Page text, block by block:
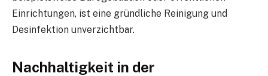
Einrichtungen, ist eine gründliche Reinigung und
Desinfektion unverzichtbar.
Nachhaltigkeit in der